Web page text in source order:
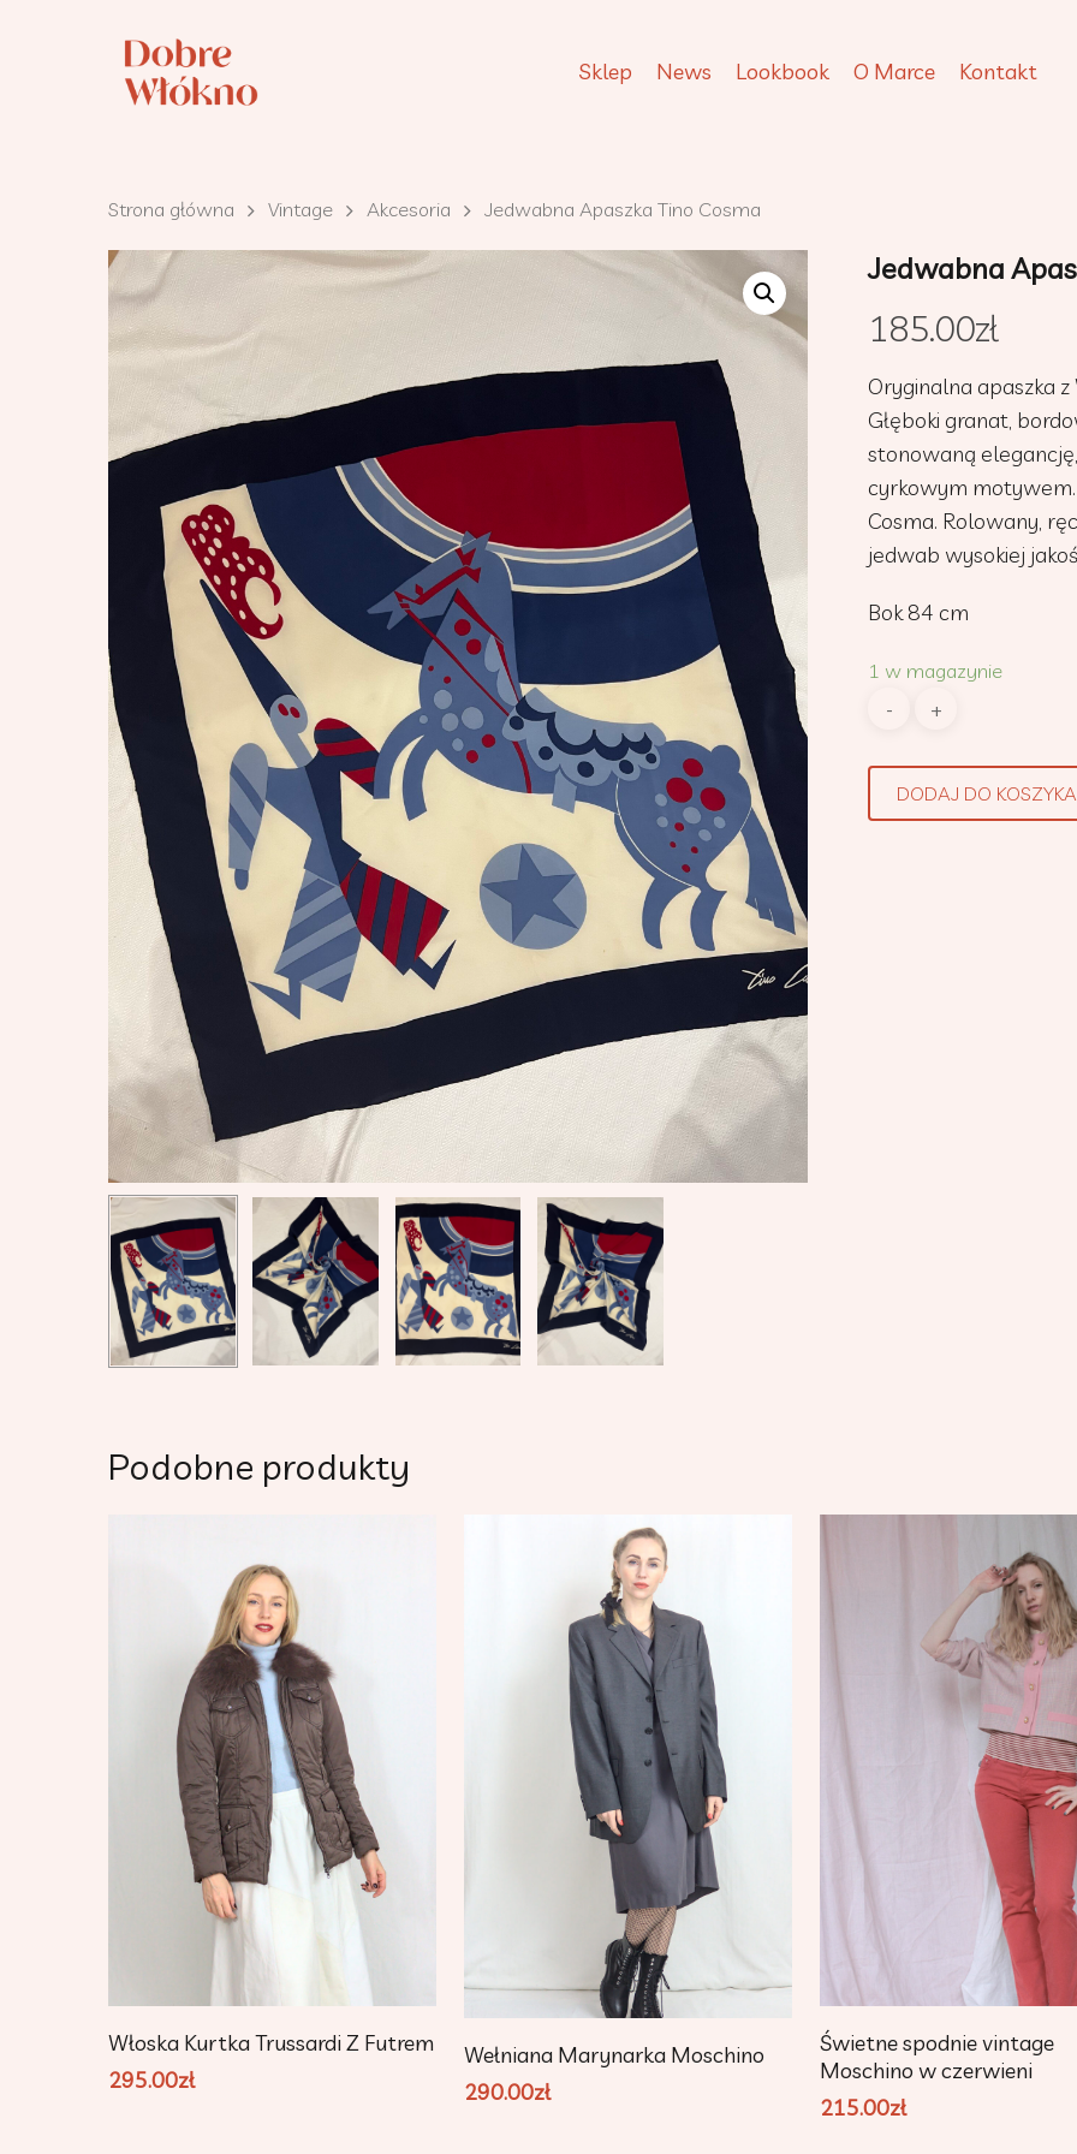
Sklep News Lookbook O Marce Kontakt
Strona główna Vintage Akcesoria Jedwabna Apaszka Tino Cosma
Jedwabna
185.00zł
Oryginalna apaszka
Głęboki granat,
stonowaną
cyrkowym
Cosma. Rolowany,
jedwab wysokiej
Bok 84 cm
1 w magazynie
DODAJ DO KOSZYKA
Podobne produkty
Dodaj Do Koszyka
Włoska Kurtka Trussardi Z Futrem
295.00zł
Dodaj Do Koszyka
Wełniana Marynarka Moschino
290.00zł
Dodaj Do Koszyka
Świetne spodnie vintage
Moschino w czerwieni
215.00zł